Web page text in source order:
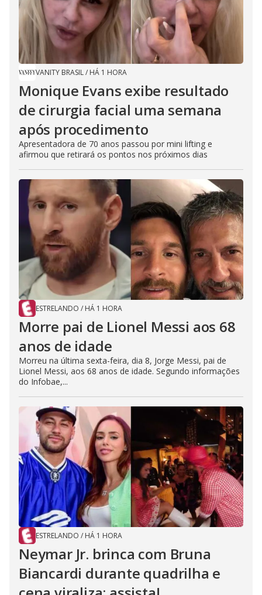
VANITY BRASIL/ HÁ 1 HORA
Monique Evans exibe resultado
de cirurgia facial uma semana
após procedimento
Apresentadora de 70 anos passou por mini lifting e
afirmou que retirará os pontos nos próximos dias
ESTRELANDO / HÁ 1 HORA
Morre pai de Lionel Messi aos 68
anos de idade
Morreu na última sexta-feira, dia 8, Jorge Messi, pai de
Lionel Messi, aos 68 anos de idade. Segundo informações
do Infobae,...
ESTRELANDO / HÁ 1 HORA
Neymar Jr. brinca com Bruna
Biancardi durante quadrilha e